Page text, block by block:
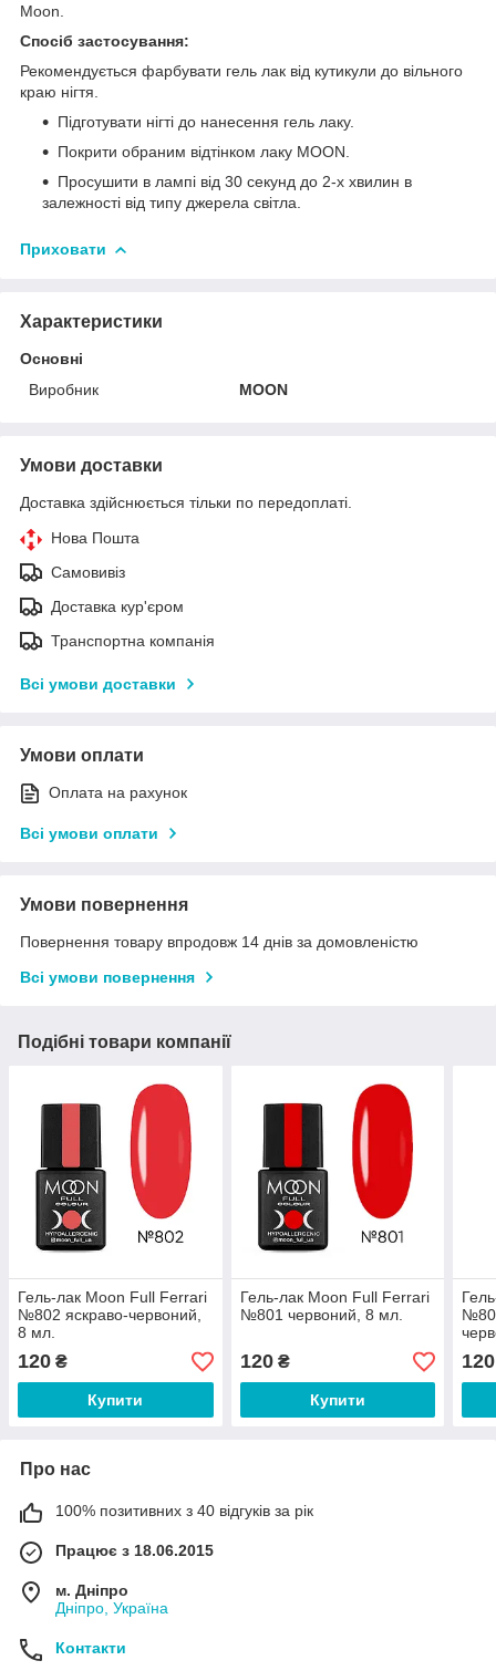
Moon.
Спосіб застосування:
Рекомендується фарбувати гель лак від кутикули до вільного
краю нігтя.
Підготувати нігті до нанесення гель лаку.
Покрити обраним відтінком лаку MOON.
Просушити в лампі від 30 секунд до 2-х хвилин в
залежності від типу джерела світла.
Приховати
Характеристики
Основні
Виробник
MOON
Умови доставки
Доставка здійснюється тільки по передоплаті.
Нова Пошта
Самовивіз
Доставка кур'єром
Транспортна компанія
Всі умови доставки
Умови оплати
Оплата на рахунок
Всі умови оплати
Умови повернення
Повернення товару впродовж 14 днів за домовленістю
Всі умови повернення
Подібні товари компанії
Гель-лак Moon Full Ferrari
№802 яскраво-червоний,
8 мл.
120 ₴
Купити
Гель-лак Moon Full Ferrari
№801 червоний, 8 мл.
120₴
Купити
120
Про нас
100% позитивних з 40 відгуків за рік
Працює з 18.06.2015
м. Дніпро
Дніпро, Україна
Контакти